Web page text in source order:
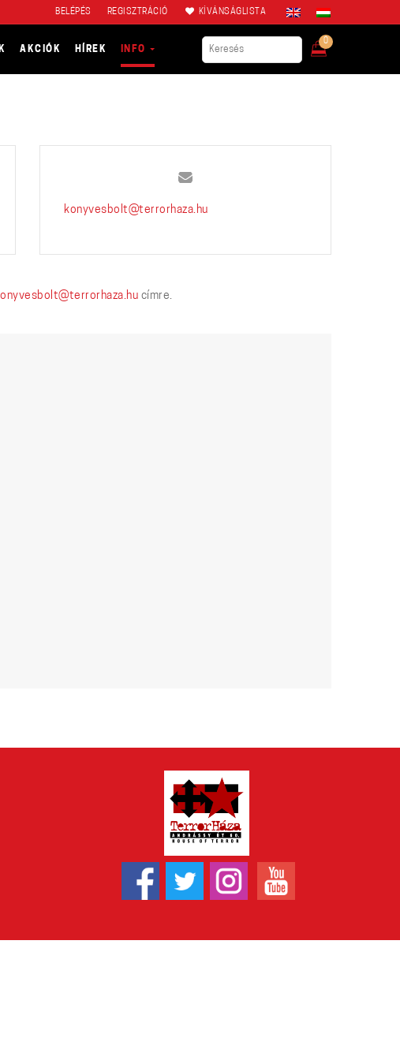
BELÉPÉS REGISZTRÁCIÓ KÍVÁNSÁGLISTA
AKCIÓK HÍREK INFO
0
konyvesbolt@terrorhaza.hu
címre.